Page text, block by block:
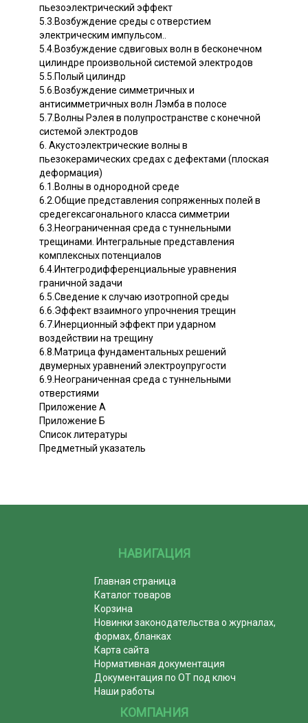
пьезоэлектрический эффект
5.3.Возбуждение среды с отверстием
электрическим импульсом..
5.4.Возбуждение сдвиговых волн в бесконечном
цилиндре произвольной системой электродов
5.5.Полый цилиндр
5.6.Возбуждение симметричных и
антисимметричных волн Лэмба в полосе
5.7.Волны Рэлея в полупространстве с конечной
системой электродов
6. Акустоэлектрические волны в
пьезокерамических средах с дефектами (плоская
деформация)
6.1.Волны в однородной среде
6.2.Общие представления сопряженных полей в
средегексагонального класса симметрии
6.3.Неограниченная среда с туннельными
трещинами. Интегральные представления
комплексных потенциалов
6.4.Интегродифференциальные уравнения
граничной задачи
6.5.Сведение к случаю изотропной среды
6.6.Эффект взаимного упрочнения трещин
6.7.Инерционный эффект при ударном
воздействии на трещину
6.8.Матрица фундаментальных решений
двумерных уравнений электроупругости
6.9.Неограниченная среда с туннельными
отверстиями
Приложение А
Приложение Б
Список литературы
Предметный указатель
НАВИГАЦИЯ
Главная страница
Каталог товаров
Корзина
Новинки законодательства о журналах,
формах, бланках
Карта сайта
Нормативная документация
Документация по ОТ под ключ
Наши работы
КОМПАНИЯ